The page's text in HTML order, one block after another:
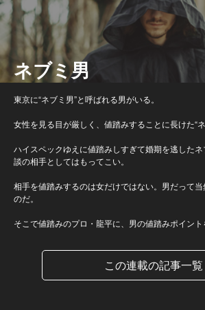
ネブミ男
東京に“ネブミ男”と呼ばれる男がいる。
女性を見る目が厳しく、値踏みすることに長けた“ネ
ハイスペックゆえに値踏みしすぎて婚期を逃した
談の相手としてはもってこい。
相手を値踏みするのは女だけではない。男だって
のだ。
そこで値踏みのプロ・龍平に、男の値踏みポイント
この連載の記事一覧